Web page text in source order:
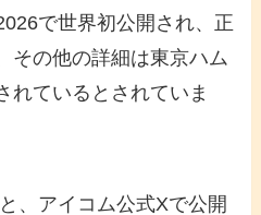
で世界初公開され、正
その他の詳細は東京ハム
れているとされていま
、アイコム公式Xで公開